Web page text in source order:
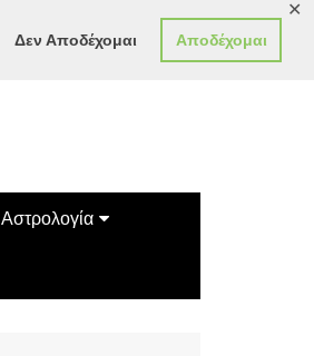
Δεν Αποδέχομαι Αποδέχομαι
✕
Αστρολογία
Κινέζικο Ωροσκόπιο